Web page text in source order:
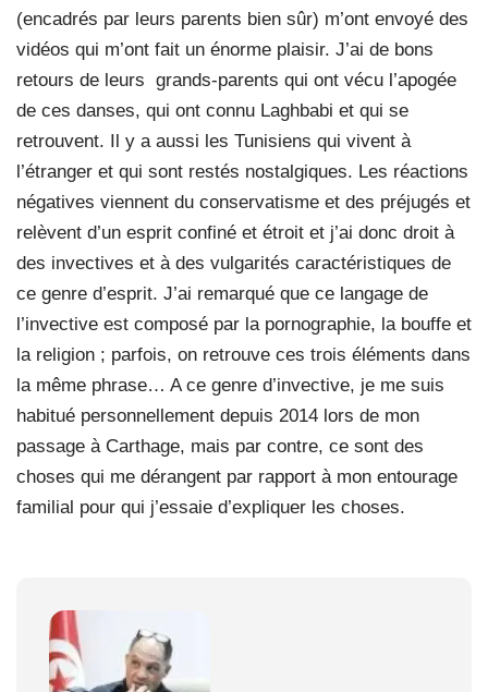
(encadrés par leurs parents bien sûr) m’ont envoyé des
vidéos qui m’ont fait un énorme plaisir. J’ai de bons
retours de leurs grands-parents qui ont vécu l’apogée
de ces danses, qui ont connu Laghbabi et qui se
retrouvent. Il y a aussi les Tunisiens qui vivent à
l’étranger et qui sont restés nostalgiques. Les réactions
négatives viennent du conservatisme et des préjugés et
relèvent d’un esprit confiné et étroit et j’ai donc droit à
des invectives et à des vulgarités caractéristiques de
ce genre d’esprit. J’ai remarqué que ce langage de
l’invective est composé par la pornographie, la bouffe et
la religion ; parfois, on retrouve ces trois éléments dans
la même phrase… A ce genre d’invective, je me suis
habitué personnellement depuis 2014 lors de mon
passage à Carthage, mais par contre, ce sont des
choses qui me dérangent par rapport à mon entourage
familial pour qui j’essaie d’expliquer les choses.